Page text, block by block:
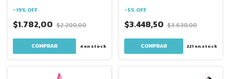
-19% OFF
$1.782,00 $2.200,00
4en stock
-5% OFF
$3.448,50 $3.630,00
221 en stock